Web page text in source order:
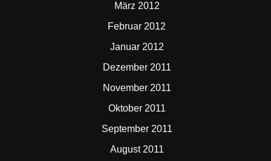
März 2012
Februar 2012
Januar 2012
Dezember 2011
November 2011
Oktober 2011
September 2011
August 2011